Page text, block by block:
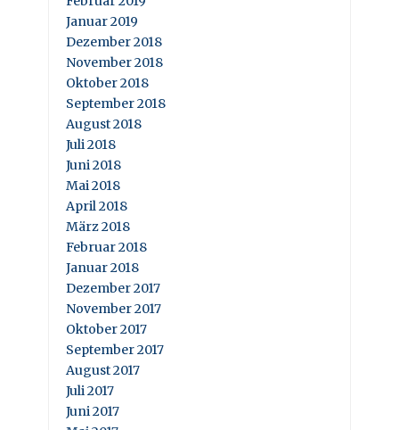
Januar 2019
Dezember 2018
November 2018
Oktober 2018
September 2018
August 2018
Juli 2018
Juni 2018
Mai 2018
April 2018
März 2018
Februar 2018
Januar 2018
Dezember 2017
November 2017
Oktober 2017
September 2017
August 2017
Juli 2017
Juni 2017